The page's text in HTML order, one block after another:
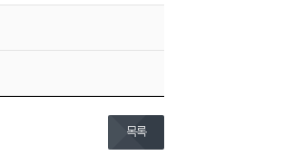
목록